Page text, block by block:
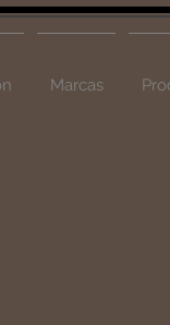
Marcas